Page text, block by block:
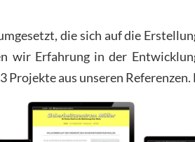
die sich auf die
wir Erfahrung in der
aus unseren Referenzen.